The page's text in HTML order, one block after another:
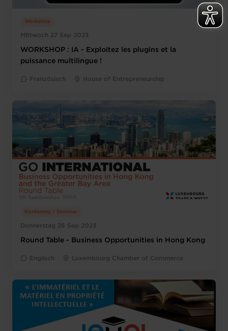
Mittwoch 27 Sep 2023
Workshop
WORKSHOP : IA - Exploitez les plugins et la
puissance multilingue !
Französisch House of Entrepreneurship
Donnerstag 28 Sep 2023
Konferenz / Seminar
Round Table - Business Opportunities in Hong Kong
Englisch Luxembourg Chamber of Commerce